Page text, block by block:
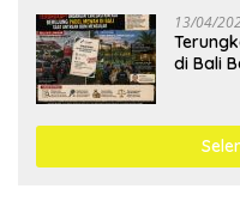
13/04/
di Bali